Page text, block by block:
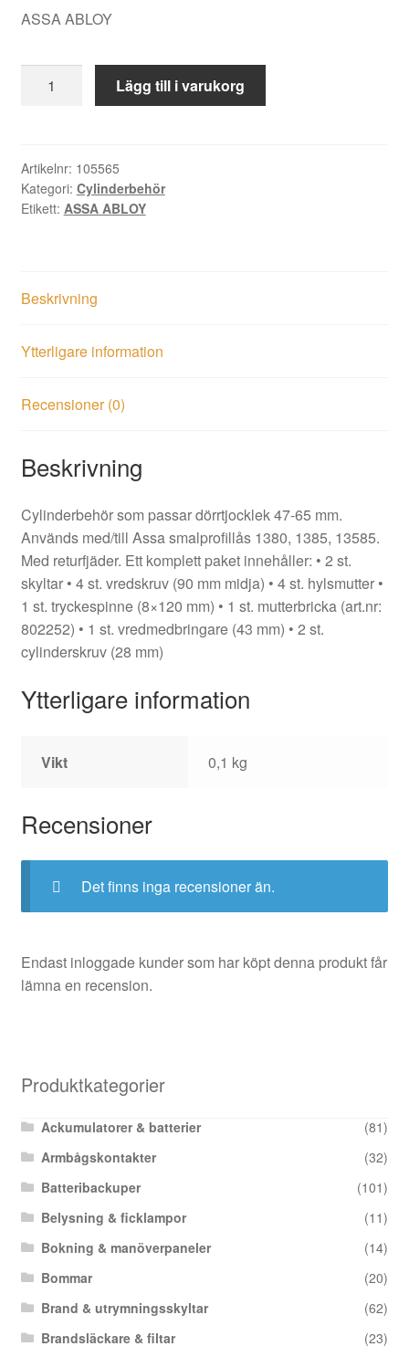
ASSA ABLOY
mängd
Lägg till i varukorg
Artikelnr: 105565
Kategori: Cylinderbehör
Etikett: ASSA ABLOY
Beskrivning
Ytterligare information
Recensioner (0)
Beskrivning
Cylinderbehör som passar dörrtjocklek 47-65 mm.
Används med/till Assa smalprofillås 1380, 1385, 13585.
Med returfjäder. Ett komplett paket innehåller: • 2 st.
skyltar • 4 st. vredskruv (90 mm midja) • 4 st. hylsmutter •
1 st. tryckespinne (8×120 mm) • 1 st. mutterbricka (art.nr:
802252) • 1 st. vredmedbringare (43 mm) • 2 st.
cylinderskruv (28 mm)
Ytterligare information
Vikt 0,1 kg
Recensioner
Det finns inga recensioner än.
Endast inloggade kunder som har köpt denna produkt får
lämna en recension.
Produktkategorier
Ackumulatorer & batterier
(81)
Armbågskontakter
(32)
Batteribackuper
(101)
Belysning & ficklampor
(11)
Bokning & manöverpaneler
(14)
Bommar
(20)
Brand & utrymningsskyltar
(62)
Brandsläckare & filtar
(23)